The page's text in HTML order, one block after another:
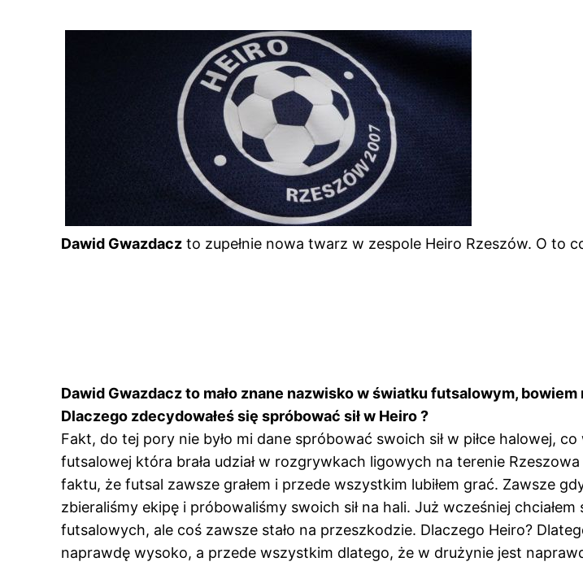
Dawid Gwazdacz to zupełnie nowa twarz w zespole Heiro Rzeszów. O to
Dawid Gwazdacz to mało znane nazwisko w światku futsalowym,
Dlaczego zdecydowałeś się spróbować sił w Heiro ?
Fakt, do tej pory nie było mi dane spróbować swoich sił w piłce halowej,
futsalowej która brała udział w rozgrywkach ligowych na terenie
faktu, że futsal zawsze grałem i przede wszystkim lubiłem grać. Zawsze
zbieraliśmy ekipę i próbowaliśmy swoich sił na hali. Już wcześniej
futsalowych, ale coś zawsze stało na przeszkodzie. Dlaczego Heiro?
naprawdę wysoko, a przede wszystkim dlatego, że w drużynie jest